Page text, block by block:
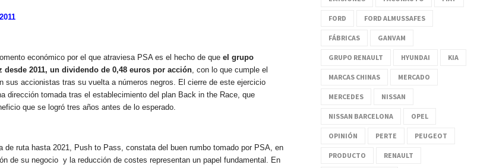
económico por el que atraviesa PSA es el hecho de que el grupo
desde 2011, un dividendo de 0,48 euros por acción, con lo que cumple el
sus accionistas tras su vuelta a números negros. El cierre de este ejercicio
dirección tomada tras el establecimiento del plan Back in the Race, que
que se logró tres años antes de lo esperado.
de ruta hasta 2021, Push to Pass, constata del buen rumbo tomado por PSA, en
de su negocio y la reducción de costes representan un papel fundamental. En
FORD FORD ALMUSSAFES
FÁBRICAS GANVAM
GRUPO RENAULT HYUNDAI KIA
MARCAS CHINAS MERCADO
MERCEDES NISSAN
NISSAN BARCELONA OPEL
OPINIÓN PERTE PEUGEOT
PRODUCTO RENAULT